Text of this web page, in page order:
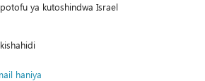
ya kutoshindwa Israel
haniya